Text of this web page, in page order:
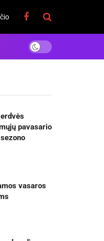
pavasario
vasaros